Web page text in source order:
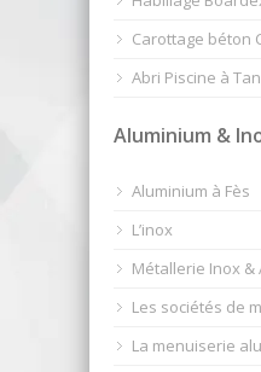
Carottage béton
Abri Piscine à
Aluminium &
Aluminium à Fès
L’inox
Métallerie Inox &
Les sociétés de
La menuiserie